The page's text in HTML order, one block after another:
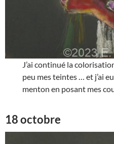
J’ai continué la
peu mes teintes … et j’ai
menton en posant mes
18 octobre